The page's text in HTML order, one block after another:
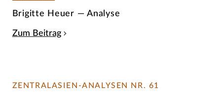
Brigitte Heuer — Analyse
Zum Beitrag
ZENTRALASIEN-ANALYSEN NR. 61